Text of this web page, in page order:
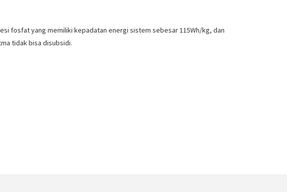
fosfat yang memiliki kepadatan energi sistem sebesar 115Wh/kg, dan
tidak bisa disubsidi.